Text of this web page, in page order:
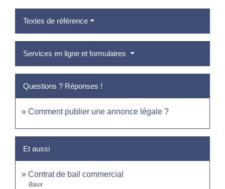
Textes de référence
Services en ligne et formulaires
Questions ? Réponses !
Comment publier une annonce légale ?
Et aussi
Contrat de bail commercial
Baux